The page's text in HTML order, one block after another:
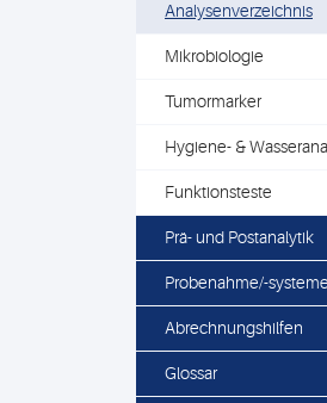
Analysenverzeichnis
Mikrobiologie
Tumormarker
Hygiene- &
Funktionsteste
Prä- und Postanalytik
Probenahme/-systeme
Abrechnungshilfen
Glossar